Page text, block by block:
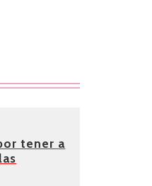
tener a